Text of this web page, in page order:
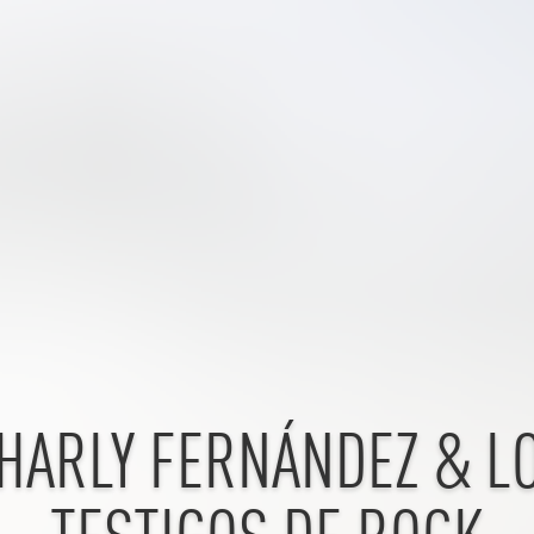
FERNÁNDEZ &